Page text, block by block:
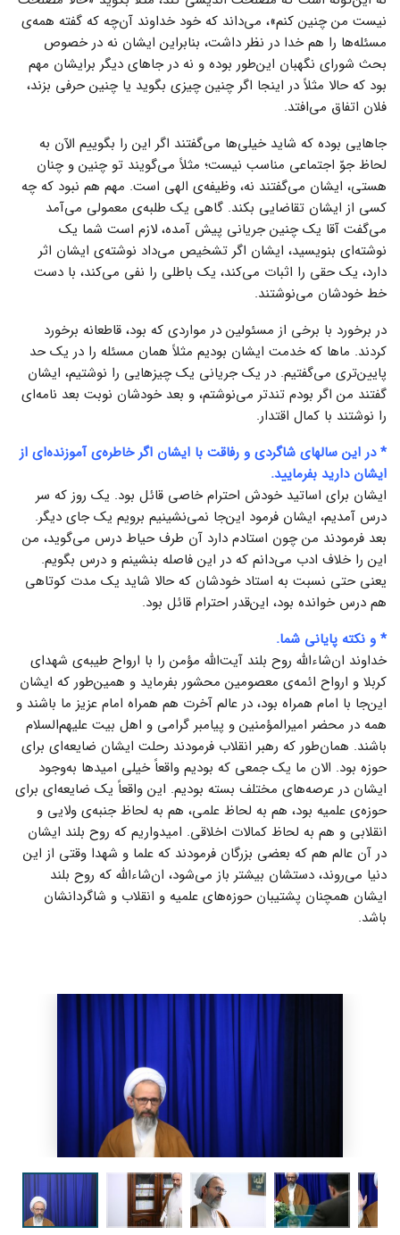
نیست من چنین کنم»، می‌داند که خود خداوند آن‌چه که گفته همه‌ی
مسئله‌ها را هم خدا در نظر داشت، بنابراین ایشان نه در خصوص
بحث شورای نگهبان این‌طور بوده و نه در جاهای دیگر برایشان مهم
بود که حالا مثلاً در اینجا اگر چنین چیزی بگوید یا چنین حرفی بزند،
فلان اتفاق می‌افتد.
جاهایی بوده که شاید خیلی‌ها می‌گفتند اگر این را بگوییم الآن به
لحاظ جوّ اجتماعی مناسب نیست؛ مثلاً می‌گویند تو چنین و چنان
هستی، ایشان می‌گفتند نه، وظیفه‌ی الهی است. مهم هم نبود که چه
کسی از ایشان تقاضایی بکند. گاهی یک طلبه‌ی معمولی می‌آمد
می‌گفت آقا یک چنین جریانی پیش آمده، لازم است شما یک
نوشته‌ای بنویسید، ایشان اگر تشخیص می‌داد نوشته‌ی ایشان اثر
دارد، یک حقی را اثبات می‌کند، یک باطلی را نفی می‌کند، با دست
خط خودشان می‌نوشتند.
در برخورد با برخی از مسئولین در مواردی که بود، قاطعانه برخورد
کردند. ماها که خدمت ایشان بودیم مثلاً همان مسئله را در یک حد
پایین‌تری می‌گفتیم. در یک جریانی یک چیزهایی را نوشتیم، ایشان
گفتند من اگر بودم تندتر می‌نوشتم، و بعد خودشان نوبت بعد نامه‌ای
را نوشتند با کمال اقتدار.
* در این سالهای شاگردی و رفاقت با ایشان اگر خاطره‌ی آموزنده‌ای از
ایشان دارید بفرمایید.
ایشان برای اساتید خودش احترام خاصی قائل بود. یک روز که سر
درس آمدیم، ایشان فرمود این‌جا نمی‌نشینیم برویم یک جای دیگر.
بعد فرمودند من چون استادم دارد آن طرف حیاط درس می‌گوید، من
این را خلاف ادب می‌دانم که در این فاصله بنشینم و درس بگویم.
یعنی حتی نسبت به استاد خودشان که حالا شاید یک مدت کوتاهی
هم درس خوانده بود، این‌قدر احترام قائل بود.
* و نکته پایانی شما.
خداوند ان‌شاءالله روح بلند آیت‌الله مؤمن را با ارواح طیبه‌ی شهدای
کربلا و ارواح ائمه‌ی معصومین محشور بفرماید و همین‌طور که ایشان
این‌جا با امام همراه بود، در عالم آخرت هم همراه امام عزیز ما باشند و
همه در محضر امیرالمؤمنین و پیامبر گرامی و اهل بیت علیهم‌السلام
باشند. همان‌طور که رهبر انقلاب فرمودند رحلت ایشان ضایعه‌ای برای
حوزه بود. الان ما یک جمعی که بودیم واقعاً خیلی امیدها به‌وجود
ایشان در عرصه‌های مختلف بسته بودیم. این واقعاً یک ضایعه‌ای برای
حوزه‌ی علمیه بود، هم به لحاظ علمی، هم به لحاظ جنبه‌ی ولایی و
انقلابی و هم به لحاظ کمالات اخلاقی. امیدواریم که روح بلند ایشان
در آن عالم هم که بعضی بزرگان فرمودند که علما و شهدا وقتی از این
دنیا می‌روند، دستشان بیشتر باز می‌شود، ان‌شاءالله که روح بلند
ایشان همچنان پشتیبان حوزه‌های علمیه و انقلاب و شاگردانشان
باشد.